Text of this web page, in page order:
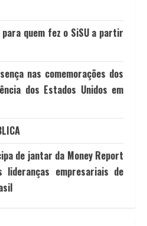
quem fez o SiSU a partir
nas comemorações dos
dos Estados Unidos em
de jantar da Money Report
lideranças empresariais de